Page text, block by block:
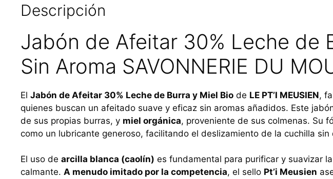
Descripción
Jabón de Afeitar 30% Leche de
Sin Aroma SAVONNERIE DU
El Jabón de Afeitar 30% Leche de Burra y Miel Bio de LE PT’I MEUSIEN,
quienes buscan un afeitado suave y eficaz sin aromas añadidos. Este
de sus propias burras, y miel orgánica, proveniente de sus colmenas. Su
como un lubricante generoso, facilitando el deslizamiento de la cuchilla
El uso de arcilla blanca (caolín) es fundamental para purificar y suavizar
calmante. A menudo imitado por la competencia, el sello Pt’i Meusien